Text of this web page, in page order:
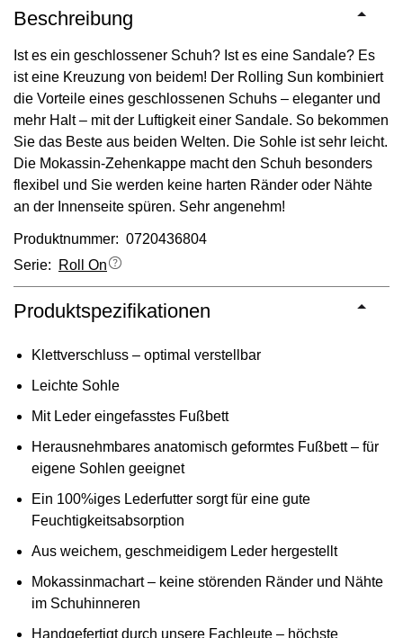
Beschreibung
Ist es ein geschlossener Schuh? Ist es eine Sandale? Es
ist eine Kreuzung von beidem! Der Rolling Sun kombiniert
die Vorteile eines geschlossenen Schuhs – eleganter und
mehr Halt – mit der Luftigkeit einer Sandale. So bekommen
Sie das Beste aus beiden Welten. Die Sohle ist sehr leicht.
Die Mokassin-Zehenkappe macht den Schuh besonders
flexibel und Sie werden keine harten Ränder oder Nähte
an der Innenseite spüren. Sehr angenehm!
Produktnummer: 0720436804
Serie:
Roll On
Produktspezifikationen
Klettverschluss – optimal verstellbar
Leichte Sohle
Mit Leder eingefasstes Fußbett
Herausnehmbares anatomisch geformtes Fußbett – für
eigene Sohlen geeignet
Ein 100%iges Lederfutter sorgt für eine gute
Feuchtigkeitsabsorption
Aus weichem, geschmeidigem Leder hergestellt
Mokassinmachart – keine störenden Ränder und Nähte
im Schuhinneren
Handgefertigt durch unsere Fachleute – höchste